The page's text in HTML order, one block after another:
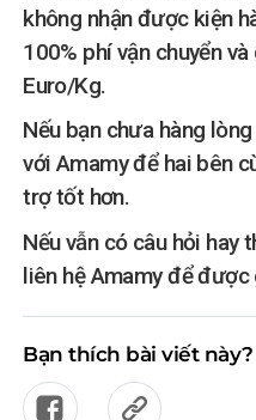
không nhận được kiện
100% phí vận chuyển
Euro/Kg.
Nếu bạn chưa hàng
với Amamy để hai bên
trợ tốt hơn.
Nếu vẫn có câu hỏi hay
liên hệ Amamy để được
Bạn thích bài viết